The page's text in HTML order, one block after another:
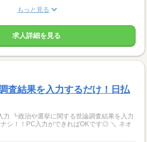
もっと見る
求人詳細を見る
査結果を入力するだけ！日払
力 ┗政治や選挙に関する世論調査結果を入力
！！PC入力ができればOKです◎ ＼ ネオ